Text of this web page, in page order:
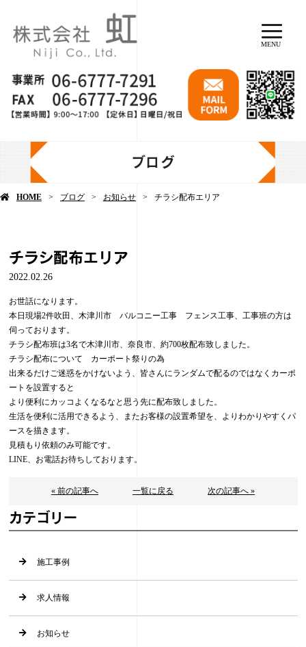
MENU
ブログ
HOME ブログ お知らせ チラシ配布エリア
チラシ配布エリア
2022.02.26
お世話になります。
本日現場2件吹田、木津川市 バルコニー工事 フェンス工事、工事班の方は
伺っております。
チラシ配布班は3名で木津川市、奈良市、約700枚配布致しました。
チラシ配布について カーポート祭りの為
出来るだけご迷惑をかけないよう、皆さんにランダムで配るのではなくカーポ
ートを設置すると
より便利にカッコよくなるなと思う先に配布致しました。
生活を便利に活用できるよう、またお客様の設置希望を、よりわかりやすくパ
ースを描きます。
見積もり依頼のみ可能です。
LINE、お電話お待ちしております。
« 前の記事へ 一覧に戻る 次の記事へ »
カテゴリー
施工事例
求人情報
お知らせ